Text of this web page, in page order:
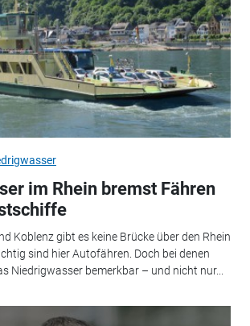
im Rhein bremst Fähren
Koblenz gibt es keine Brücke über den Rhein
sind hier Autofähren. Doch bei denen
Niedrigwasser bemerkbar – und nicht nur...